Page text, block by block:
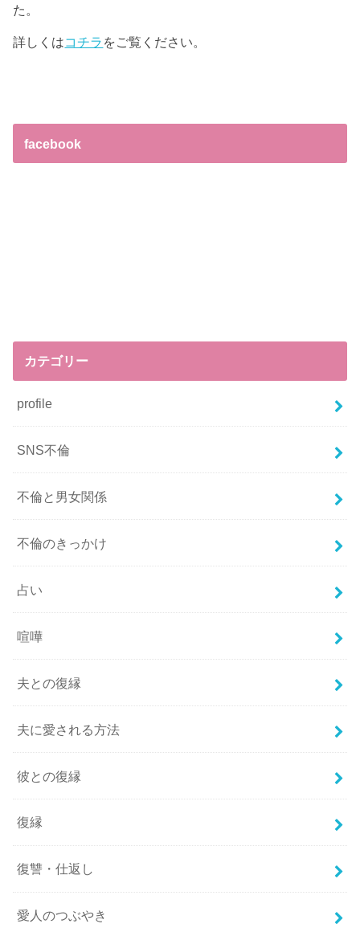
た。
詳しくはコチラ をご覧ください。
facebook
カテゴリー
profile
SNS不倫
不倫と男女関係
不倫のきっかけ
占い
喧嘩
夫との復縁
夫に愛される方法
彼との復縁
復縁
復讐・仕返し
愛人のつぶやき